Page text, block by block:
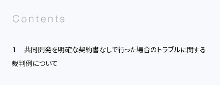
１ 共同開発を明確な契約書なしで行った場合のトラブルに関する
裁判例について